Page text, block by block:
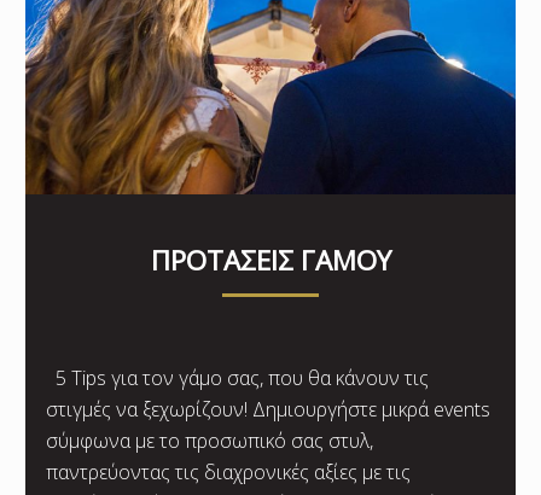
ΠΡΟΤΑΣΕΙΣ ΓΑΜΟΥ
5 Tips για τον γάμο σας, που θα κάνουν τις
στιγμές να ξεχωρίζουν! Δημιουργήστε μικρά events
σύμφωνα με το προσωπικό σας στυλ,
παντρεύοντας τις διαχρονικές αξίες με τις